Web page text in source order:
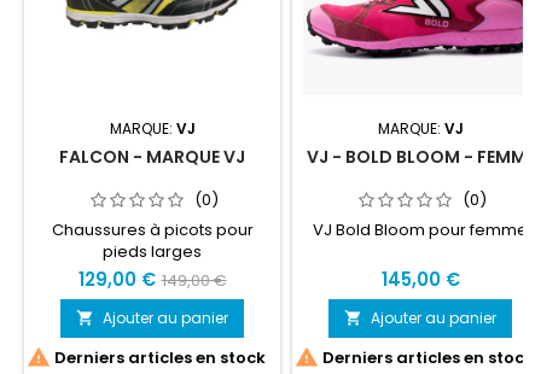
MARQUE: VJ
FALCON - MARQUE VJ
(0)
Chaussures à picots pour
pieds larges
129,00 € 149,00 €
 Ajouter au panier
 Derniers articles en stock
MARQUE: VJ
VJ - BOLD BLOOM - FEMME
(0)
VJ Bold Bloom pour femme
145,00 €
 Ajouter au panier
 Derniers articles en stock